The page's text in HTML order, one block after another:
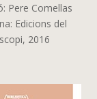
Pere Comellas
Edicions del
2016